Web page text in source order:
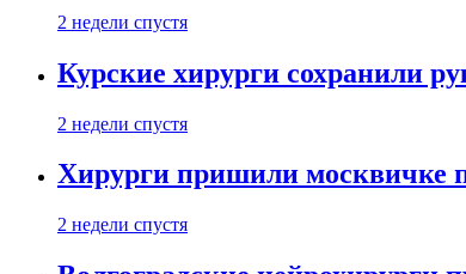
2 недели спустя
Курские хирурги сохранили
2 недели спустя
Хирурги пришили москвичке
2 недели спустя